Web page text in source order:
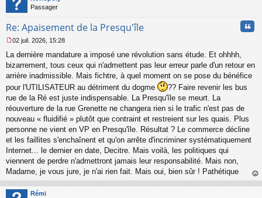
Passager
Re: Apaisement de la Presqu'île
e
s
s
g
e
n
o
l
u
02 juil. 2026, 15:28
La dernière mandature a imposé une révolution sans étude. Et ohhhh,
bizarrement, tous ceux qui n'admettent pas leur erreur parle d'un retour en
arrière inadmissible. Mais fichtre, à quel moment on se pose du bénéfice
pour l'UTILISATEUR au détriment du dogme
?? Faire revenir les bus
rue de la Ré est juste indispensable. La Presqu'île se meurt. La
réouverture de la rue Grenette ne changera rien si le trafic n'est pas de
nouveau « fluidifié » plutôt que contraint et restreient sur les quais. Plus
personne ne vient en VP en Presqu'île. Résultat ? Le commerce décline
et les faillites s'enchaînent et qu'on arrête d'incriminer systématiquement
Internet... le dernier en date, Decitre. Mais voilà, les politiques qui
viennent de perdre n'admettront jamais leur responsabilité. Mais non,
Madame, je vous jure, je n'ai rien fait. Mais oui, bien sûr ! Pathétique
au
Rémi